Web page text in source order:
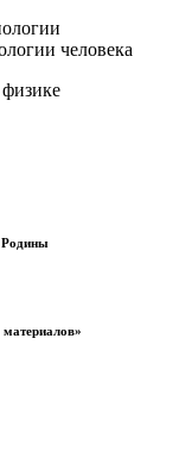
человека
Родины